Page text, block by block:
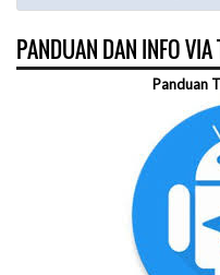
PANDUAN DAN INFO VIA
Panduan